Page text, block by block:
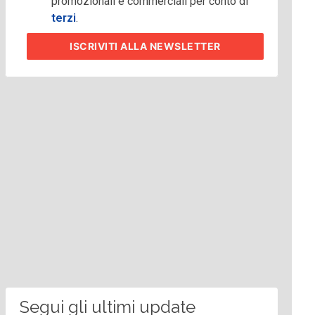
terzi.
ISCRIVITIALLA NEWSLETTER
Segui gli ultimi update